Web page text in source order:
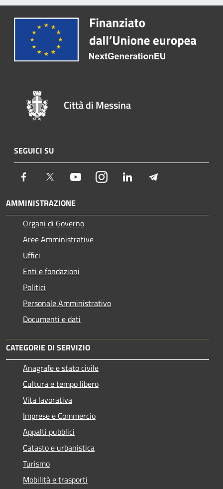
Città di Messina
SEGUICI SU
Facebook Twitter YoutubeInstagram LinkedIn
AMMINISTRAZIONE
Organi di Governo
Aree Amministrative
Uffici
Enti e fondazioni
Politici
Personale Amministrativo
Documenti e dati
CATEGORIE DI SERVIZIO
Anagrafe e stato civile
Cultura e tempo libero
Vita lavorativa
Imprese e Commercio
Appalti pubblici
Catasto e urbanistica
Turismo
Mobilità e trasporti